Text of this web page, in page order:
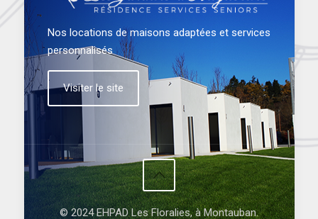
Nos locations de maisons adaptées et services
personnalisés
Visiter le site
© 2024 EHPAD Les Floralies, à Montauban.